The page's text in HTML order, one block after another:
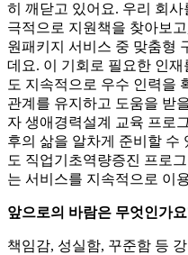
히 깨닫고 있어요. 우리 회
극적으로 지원책을 찾아보
원패키지 서비스 중 맞춤형
데요. 이 기회로 필요한 인
도 지속적으로 우수 인력을
관계를 유지하고 도움을 받
자 생애경력설계 교육 프로
후의 삶을 알차게 준비할 수
도 직업기초역량증진 프로
는 서비스를 지속적으로 이
앞으로의 바람은 무엇인가요
책임감, 성실함, 꾸준함 등